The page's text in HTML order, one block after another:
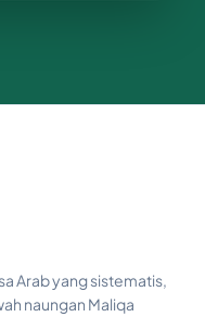
Arab yang sistematis,
naungan Maliqa